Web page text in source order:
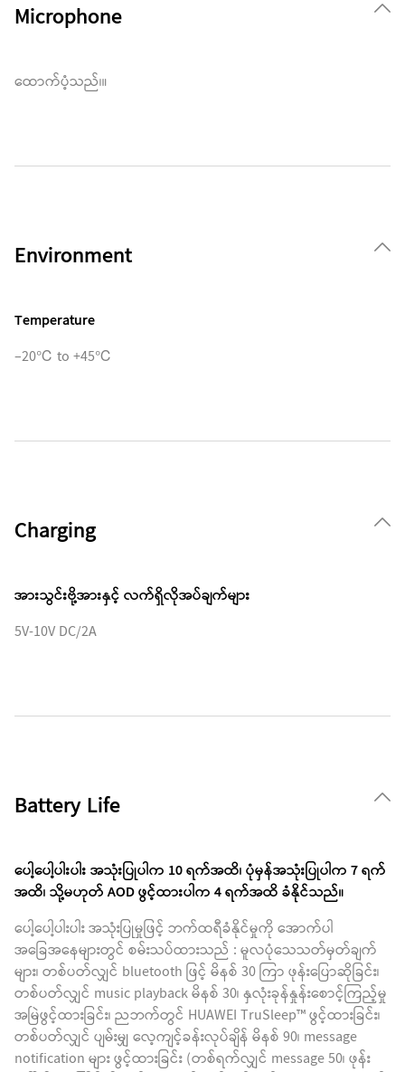
Microphone
ထောက်ပံ့သည်၊။
Environment
Temperature
–20℃ to +45℃
Charging
အားသွင်းဗို့အားနှင့် လက်ရှိလိုအပ်ချက်များ
5V-10V DC/2A
Battery Life
ပေါ့ပေါ့ပါးပါး အသုံးပြုပါက 10 ရက်အထိ၊ ပုံမှန်အသုံးပြုပါက 7 ရက်
အထိ၊ သို့မဟုတ် AOD ဖွင့်ထားပါက 4 ရက်အထိ ခံနိုင်သည်။
ပေါ့ပေါ့ပါးပါး အသုံးပြုမှုဖြင့် ဘက်ထရီခံနိုင်မှုကို အောက်ပါ
အခြေအနေများတွင် စမ်းသပ်ထားသည် : မူလပုံသေသတ်မှတ်ချက်
များ၊ တစ်ပတ်လျှင် bluetooth ဖြင့် မိနစ် 30 ကြာ ဖုန်းပြောဆိုခြင်း၊
တစ်ပတ်လျှင် music playback မိနစ် 30၊ နှလုံးခုန်နှုန်းစောင့်ကြည့်မှု
အမြဲဖွင့်ထားခြင်း၊ ညဘက်တွင် HUAWEI TruSleep™ ဖွင့်ထားခြင်း၊
တစ်ပတ်လျှင် ပျမ်းမျှ လေ့ကျင့်ခန်းလုပ်ချိန် မိနစ် 90၊ message
notification များ ဖွင့်ထားခြင်း (တစ်ရက်လျှင် message 50၊ ဖုန်း